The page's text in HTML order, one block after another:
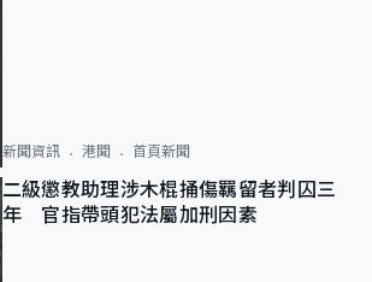
新聞資訊 港聞 首頁新聞
二級懲教助理涉木棍捅傷羈留者判囚三
年 官指帶頭犯法屬加刑因素